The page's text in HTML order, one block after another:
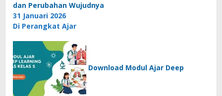
dan Perubahan Wujudnya
31 Januari 2026
Di Perangkat Ajar
Download Modul Ajar Deep